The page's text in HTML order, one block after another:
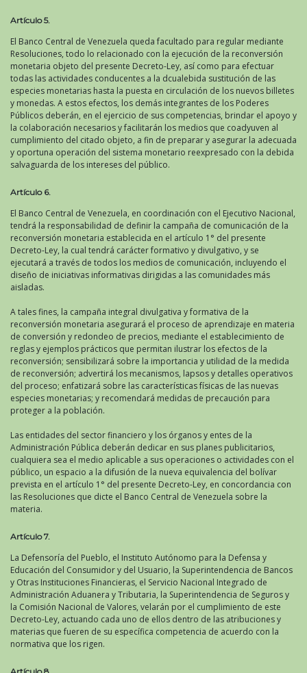
Artículo 5.
El Banco Central de Venezuela queda facultado para regular mediante
Resoluciones, todo lo relacionado con la ejecución de la reconversión
monetaria objeto del presente Decreto-Ley, así como para efectuar
todas las actividades conducentes a la dcualebida sustitución de las
especies monetarias hasta la puesta en circulación de los nuevos billetes
y monedas. A estos efectos, los demás integrantes de los Poderes
Públicos deberán, en el ejercicio de sus competencias, brindar el apoyo y
la colaboración necesarios y facilitarán los medios que coadyuven al
cumplimiento del citado objeto, a fin de preparar y asegurar la adecuada
y oportuna operación del sistema monetario reexpresado con la debida
salvaguarda de los intereses del público.
Artículo 6.
El Banco Central de Venezuela, en coordinación con el Ejecutivo Nacional,
tendrá la responsabilidad de definir la campaña de comunicación de la
reconversión monetaria establecida en el artículo 1° del presente
Decreto-Ley, la cual tendrá carácter formativo y divulgativo, y se
ejecutará a través de todos los medios de comunicación, incluyendo el
diseño de iniciativas informativas dirigidas a las comunidades más
aisladas.
A tales fines, la campaña integral divulgativa y formativa de la
reconversión monetaria asegurará el proceso de aprendizaje en materia
de conversión y redondeo de precios, mediante el establecimiento de
reglas y ejemplos prácticos que permitan ilustrar los efectos de la
reconversión; sensibilizará sobre la importancia y utilidad de la medida
de reconversión; advertirá los mecanismos, lapsos y detalles operativos
del proceso; enfatizará sobre las características físicas de las nuevas
especies monetarias; y recomendará medidas de precaución para
proteger a la población.
Las entidades del sector financiero y los órganos y entes de la
Administración Pública deberán dedicar en sus planes publicitarios,
cualquiera sea el medio aplicable a sus operaciones o actividades con el
público, un espacio a la difusión de la nueva equivalencia del bolívar
prevista en el artículo 1° del presente Decreto-Ley, en concordancia con
las Resoluciones que dicte el Banco Central de Venezuela sobre la
materia.
Artículo 7.
La Defensoría del Pueblo, el Instituto Autónomo para la Defensa y
Educación del Consumidor y del Usuario, la Superintendencia de Bancos
y Otras Instituciones Financieras, el Servicio Nacional Integrado de
Administración Aduanera y Tributaria, la Superintendencia de Seguros y
la Comisión Nacional de Valores, velarán por el cumplimiento de este
Decreto-Ley, actuando cada uno de ellos dentro de las atribuciones y
materias que fueren de su específica competencia de acuerdo con la
normativa que los rigen.